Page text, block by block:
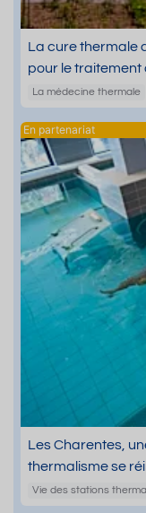
La cure thermale
pour le
La médecine thermale
Les Charentes,
thermalisme se
Vie des stations